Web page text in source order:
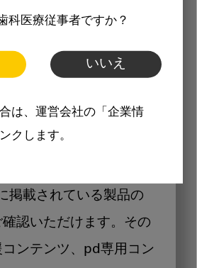
科医療従事者ですか？
いいえ
は、運営会社の「企業情
クします。
価格も閲覧可能
掲載されている製品の
認いただけます。その
ンテンツ、pd専用コン